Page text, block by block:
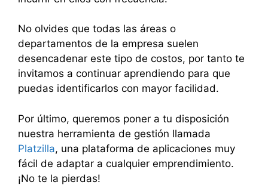
No olvides que todas las áreas o
departamentos de la empresa suelen
desencadenar este tipo de costos, por tanto te
invitamos a continuar aprendiendo para que
puedas identificarlos con mayor facilidad.
Por último, queremos poner a tu disposición
nuestra herramienta de gestión llamada
Platzilla, una plataforma de aplicaciones muy
fácil de adaptar a cualquier emprendimiento.
¡No te la pierdas!